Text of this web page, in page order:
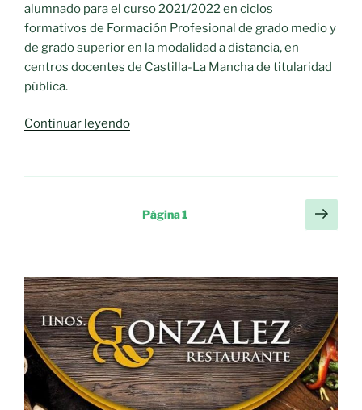
alumnado para el curso 2021/2022 en ciclos
formativos de Formación Profesional de grado medio y
de grado superior en la modalidad a distancia, en
centros docentes de Castilla-La Mancha de titularidad
pública.
Continuar leyendo«El
convoca
proceso
admisión
del
alumnado
de
FP
de
Grado
Página1